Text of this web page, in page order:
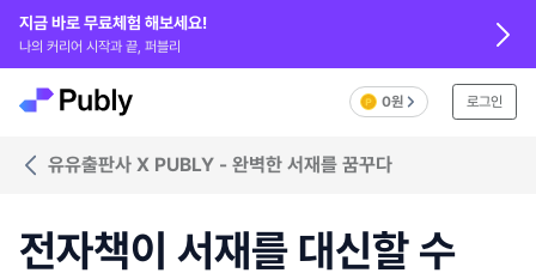
지금 바로 무료체험 해보세요!
나의 커리어 시작과 끝, 퍼블리
0원 로그인
유유출판사 X PUBLY - 완벽한 서재를 꿈꾸다
전자책이 서재를 대신할 수